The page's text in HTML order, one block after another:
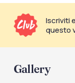
Iscriviti
questo
Gallery